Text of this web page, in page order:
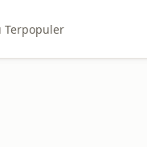
Terpopuler